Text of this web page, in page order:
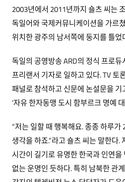
2003년에서 2011년까지 숄츠 씨는
독일어와 국제커뮤니케이션을 가르
위치한 광주의 남서쪽에 둥지를 틀었
독일의 공영방송 ARD의 정식 프로
프리랜서 기자로 일하고 있다. TV 토
패널로 참석하고 신문에 논설문을
‘자유 한자동맹 도시 함부르크 명예
“저는 일할 때 행복해요. 종종 하루
생각을 하죠.”라고 숄츠 씨는 말한다.
시간이 길기로 유명한 한국과 인연
없는 운명인 듯하다. 특히 남북한 관